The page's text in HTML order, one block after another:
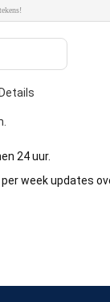
24 uur.
week updates